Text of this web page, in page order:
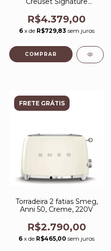
Do Flamme Doree
R$4.379,00
6 x de R$729,83 sem juros
FRETE GRÁTIS
Torradeira 2 fatias Smeg,
Anni 50, Creme, 220V
R$2.790,00
6 x de R$465,00 sem juros